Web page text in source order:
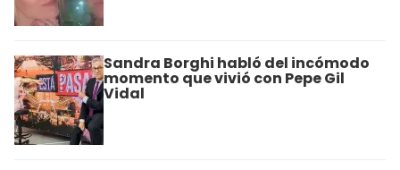
Sandra Borghi habló del incómodo
momento que vivió con Pepe Gil
Vidal